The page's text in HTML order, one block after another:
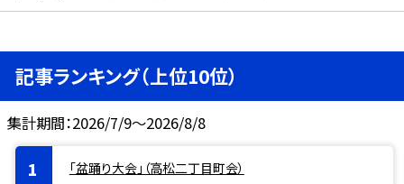
記事ランキング（上位10位）
集計期間：2026/7/9～2026/8/8
「盆踊り大会」（高松二丁目町会）